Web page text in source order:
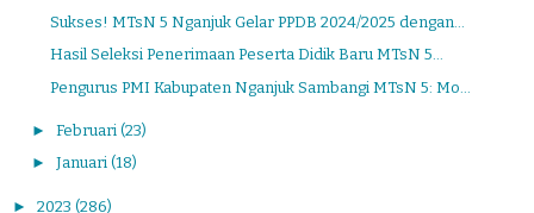
Sukses! MTsN 5 Nganjuk Gelar PPDB 2024/2025 dengan...
Hasil Seleksi Penerimaan Peserta Didik Baru MTsN 5...
Pengurus PMI Kabupaten Nganjuk Sambangi MTsN 5: Mo...
► Februari (23)
► Januari (18)
► 2023 (286)